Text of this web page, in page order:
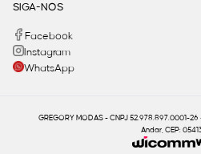
SIGA-NOS
Facebook
Instagram
WhatsApp
GREGORY MODAS - CNPJ 52.978.897.0001-
Andar, CEP: